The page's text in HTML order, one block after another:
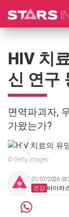
HIV 치
신 연구
면역파괴자,
가왔는가?
© Getty Images
01/07/2026
건강 바이러